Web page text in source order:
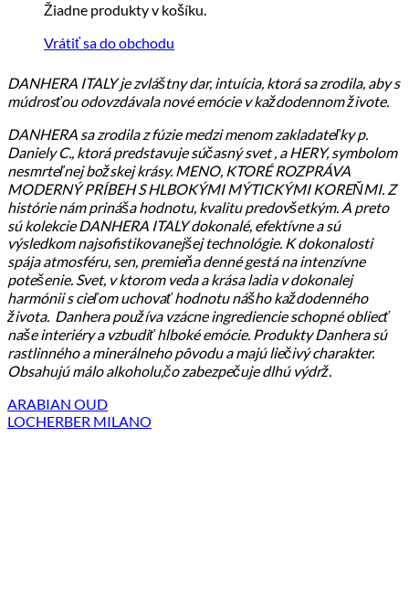
Žiadne produkty v košíku.
Vrátiť sa do obchodu
DANHERA ITALY je zvláštny dar, intuícia, ktorá sa zrodila, aby s
múdrosťou odovzdávala nové emócie v každodennom živote.
DANHERA sa zrodila z fúzie medzi menom zakladateľky p.
Daniely C., ktorá predstavuje súčasný svet , a HERY, symbolom
nesmrteľnej božskej krásy. MENO, KTORÉ ROZPRÁVA
MODERNÝ PRÍBEH S HLBOKÝMI MÝTICKÝMI KOREŇMI. Z
histórie nám prináša hodnotu, kvalitu predovšetkým. A preto
sú kolekcie DANHERA ITALY dokonalé, efektívne a sú
výsledkom najsofistikovanejšej technológie. K dokonalosti
spája atmosféru, sen, premieňa denné gestá na intenzívne
potešenie. Svet, v ktorom veda a krása ladia v dokonalej
harmónii s cieľom uchovať hodnotu nášho každodenného
života. Danhera používa vzácne ingrediencie schopné obliecť
naše interiéry a vzbudiť hlboké emócie. Produkty Danhera sú
rastlinného a minerálneho pôvodu a majú liečivý charakter.
Obsahujú málo alkoholu,čo zabezpečuje dlhú výdrž.
ARABIAN OUD
LOCHERBER MILANO